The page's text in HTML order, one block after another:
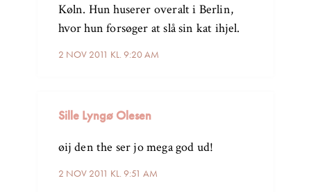
2 NOV 2011 KL. 9:20 AM
Køln. Hun huserer overalt i Berlin,
hvor hun forsøger at slå sin kat ihjel.
Sille Lyngø Olesen
2 NOV 2011 KL. 9:51 AM
øij den the ser jo mega god ud!